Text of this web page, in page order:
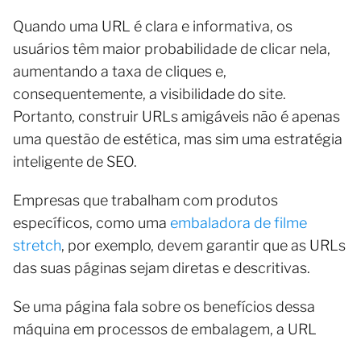
Quando uma URL é clara e informativa, os
usuários têm maior probabilidade de clicar nela,
aumentando a taxa de cliques e,
consequentemente, a visibilidade do site.
Portanto, construir URLs amigáveis não é apenas
uma questão de estética, mas sim uma estratégia
inteligente de SEO.
Empresas que trabalham com produtos
específicos, como uma embaladora de filme
stretch, por exemplo, devem garantir que as URLs
das suas páginas sejam diretas e descritivas.
Se uma página fala sobre os benefícios dessa
máquina em processos de embalagem, a URL